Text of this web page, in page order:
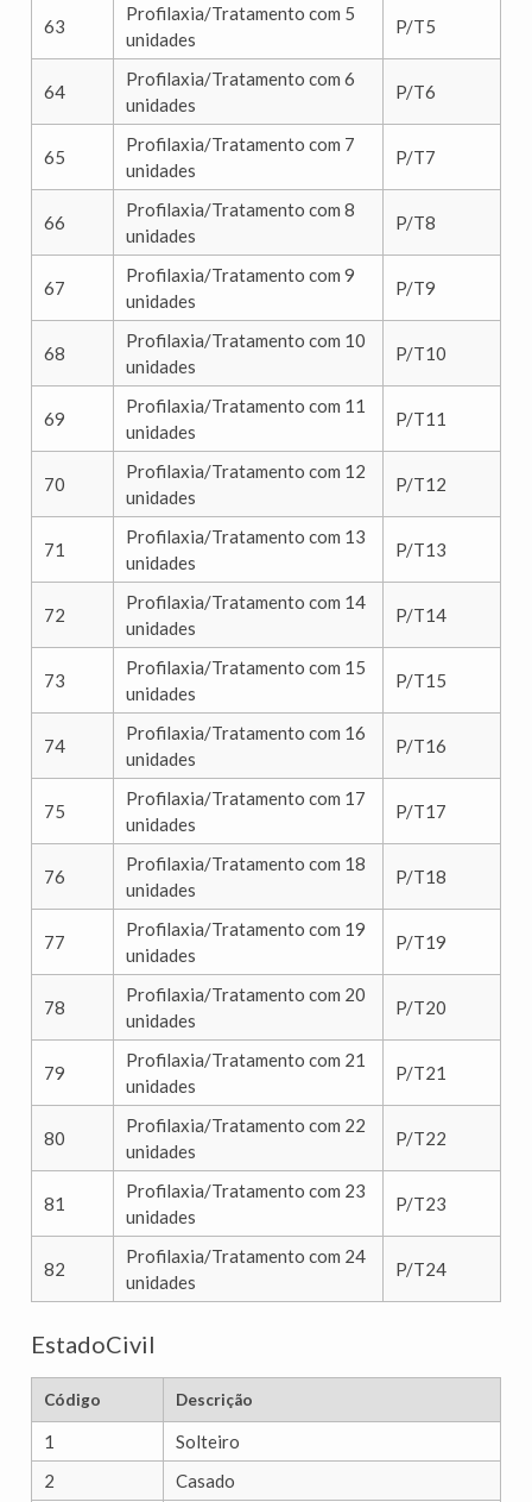
63
Profilaxia/Tratamento com 5
unidades
P/T5
64
Profilaxia/Tratamento com 6
unidades
P/T6
65
Profilaxia/Tratamento com 7
unidades
P/T7
66
Profilaxia/Tratamento com 8
unidades
P/T8
67
Profilaxia/Tratamento com 9
unidades
P/T9
68
Profilaxia/Tratamento com 10
unidades
P/T10
69
Profilaxia/Tratamento com 11
unidades
P/T11
70
Profilaxia/Tratamento com 12
unidades
P/T12
71
Profilaxia/Tratamento com 13
unidades
P/T13
72
Profilaxia/Tratamento com 14
unidades
P/T14
73
Profilaxia/Tratamento com 15
unidades
P/T15
74
Profilaxia/Tratamento com 16
unidades
P/T16
75
Profilaxia/Tratamento com 17
unidades
P/T17
76
Profilaxia/Tratamento com 18
unidades
P/T18
77
Profilaxia/Tratamento com 19
unidades
P/T19
78
Profilaxia/Tratamento com 20
unidades
P/T20
79
Profilaxia/Tratamento com 21
unidades
P/T21
80
Profilaxia/Tratamento com 22
unidades
P/T22
81
Profilaxia/Tratamento com 23
unidades
P/T23
82
Profilaxia/Tratamento com 24
unidades
P/T24
EstadoCivil
Código Descrição
1
Solteiro
2
Casado